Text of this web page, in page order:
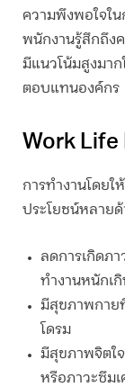
ความพึงพอใจใ
พนักงานรู้สึกถึง
มีแนวโน้มสูงมา
ตอบแทนองค์กร
Work Life
การทำงานโดย
ประโยชน์หลาย
ลดการเกิดภ
ทำงานหนักเกิ
มีสุขภาพกาย
โดรม
มีสุขภาพจิตใจ
หรือภาวะซึมเ